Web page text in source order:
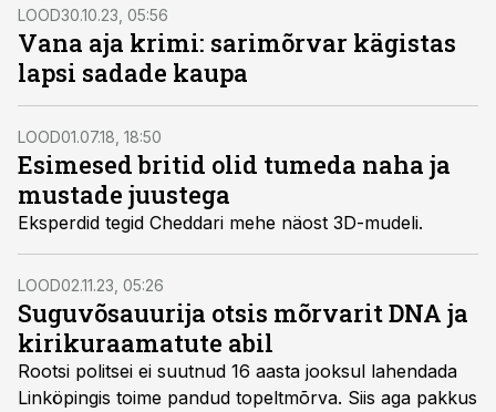
LOOD30.10.23, 05:56
Vana aja krimi: sarimõrvar kägistas
lapsi sadade kaupa
LOOD01.07.18, 18:50
Esimesed britid olid tumeda naha ja
mustade juustega
Eksperdid tegid Cheddari mehe näost 3D-mudeli.
LOOD02.11.23, 05:26
Suguvõsauurija otsis mõrvarit DNA ja
kirikuraamatute abil
Rootsi politsei ei suutnud 16 aasta jooksul lahendada
Linköpingis toime pandud topeltmõrva. Siis aga pakkus